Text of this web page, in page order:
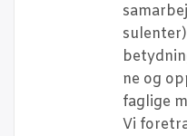
ne og
fag­li­ge
Vi